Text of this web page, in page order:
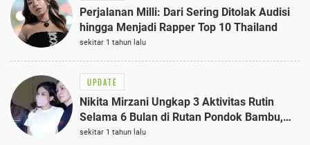
Perjalanan Milli: Dari Sering Ditolak Audisi
hingga Menjadi Rapper Top 10 Thailand
sekitar 1 tahun lalu
UPDATE
Nikita Mirzani Ungkap 3 Aktivitas Rutin
Selama 6 Bulan di Rutan Pondok Bambu,
Terungkap!
sekitar 1 tahun lalu